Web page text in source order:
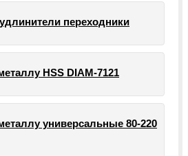
переходники
HSS DIAM-7121
универсальные 80-220